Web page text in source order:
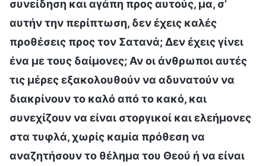
συνείδηση και αγάπη προς αυτούς, μα, σ’
αυτήν την περίπτωση, δεν έχεις καλές
προθέσεις προς τον Σατανά; Δεν έχεις γίνει
ένα με τους δαίμονες; Αν οι άνθρωποι αυτές
τις μέρες εξακολουθούν να αδυνατούν να
διακρίνουν το καλό από το κακό, και
συνεχίζουν να είναι στοργικοί και ελεήμονες
στα τυφλά, χωρίς καμία πρόθεση να
αναζητήσουν το θέλημα του Θεού ή να είναι